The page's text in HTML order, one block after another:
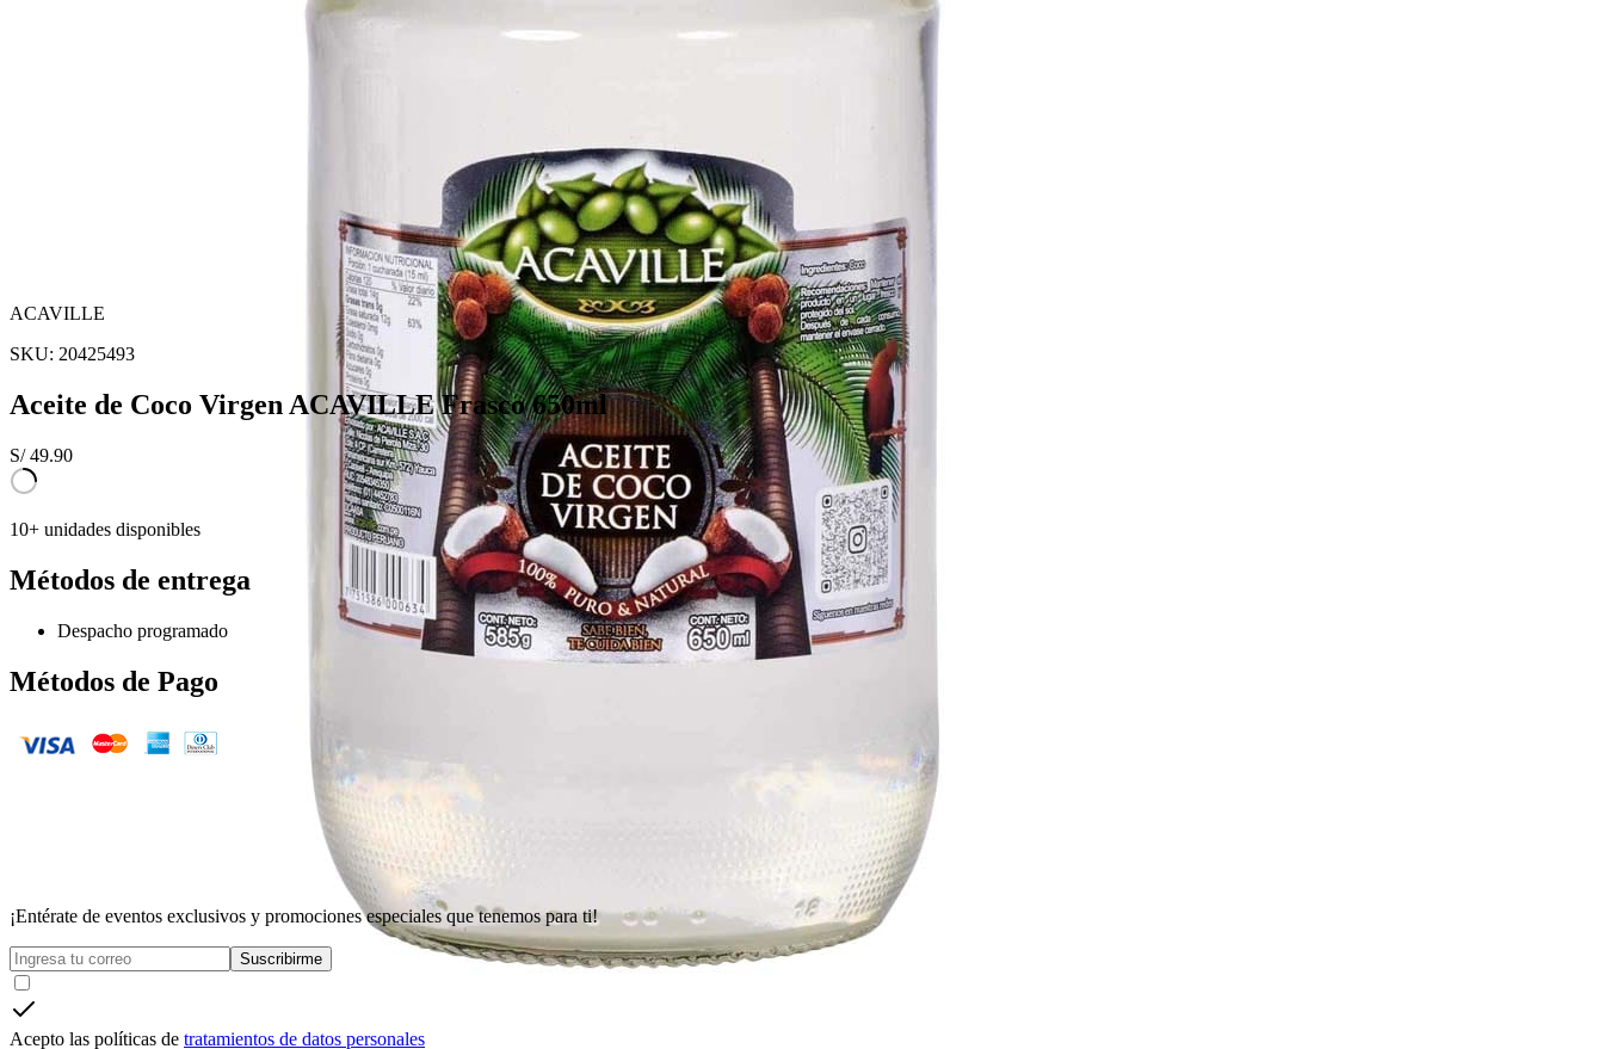
ACAVILLE
SKU: 20425493
Aceite de Coco Virgen ACAVILLE Frasco 650ml
S/49.90
10+ unidades disponibles
Métodos de entrega
Despacho programado
Métodos de Pago
¡Entérate de eventos exclusivos y promociones especiales que tenemos para ti!
Suscribirme
Acepto las políticas de tratamientos de datos personales